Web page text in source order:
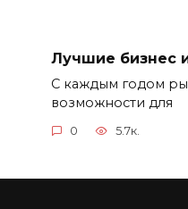
Лучшие бизнес
С каждым годом
возможности для
0 5.7к.